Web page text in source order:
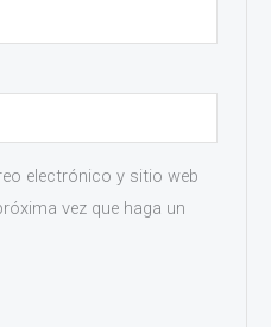
electrónico y sitio web
vez que haga un